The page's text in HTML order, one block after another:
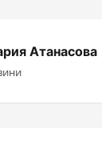
Атанасова